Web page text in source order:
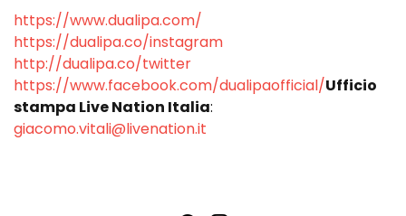
https://www.dualipa.com/
https://dualipa.co/instagram
http://dualipa.co/twitter
https://www.facebook.com/dualipaofficial/Ufficio
stampa Live Nation Italia:
giacomo.vitali@livenation.it